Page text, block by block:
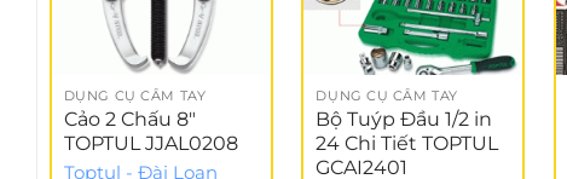
DỤNG CỤ CẦM TAY
Cảo 2 Chấu 8″
TOPTUL JJAL0208
Toptul - Đài Loan
DỤNG CỤ CẦM TAY
Bộ Tuýp Đầu 1/2 in
24 Chi Tiết TOPTUL
GCAI2401